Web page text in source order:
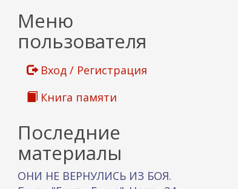
а
п
о
и
к
а
Меню
пользователя
Вход / Регистрация
Книга памяти
Последние
материалы
ОНИ НЕ ВЕРНУЛИСЬ ИЗ БОЯ.